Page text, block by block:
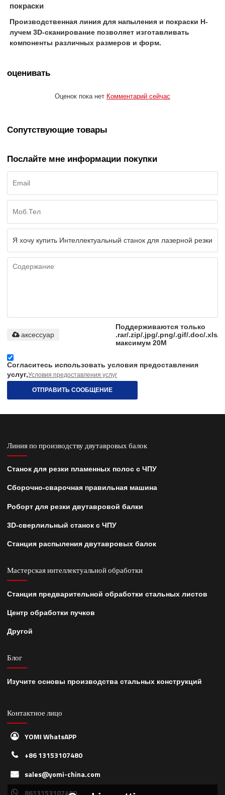
покраски
Производственная линия для напыления и покраски H-
лучем 3D-сканирование позволяет изготавливать
компоненты различных размеров и форм.
оценивать
Оценок пока нет Комментарий сейчас
Сопутствующие товары
Послайте мне информации покупки
Поддерживаются только
.rar/.zip/.jpg/.png/.gif/.doc/.xls/
максимум 20M
аксессуар
Согласитесь использовать условия предоставления
услуг,Условия предоставления услуг
ОТПРАВИТЬ СООБЩЕНИЕ
Линия по производству двутавровых балок
Станок для резки пламенных полос с ЧПУ
Сборочно-сварочная правильная машина
Роборт для резки двутавровой балки
3D-сверлильный станок с ЧПУ
Станция распыления двутавровых балок
Мастерская интеллектуальной обработки
Станция предварительной обработки стальных листов
Центр обработки пучков
Другой
Блог
Изучите основы производства стальных конструкций
Контактное лицо
YOMI WhatsAPP
+86 13153107480
sales@yomi-china.com
8613153107480